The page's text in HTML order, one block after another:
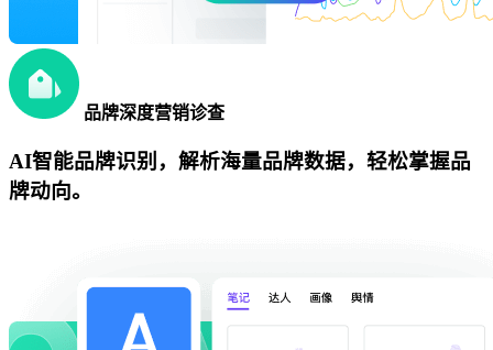
品牌深度营销诊查
AI智能品牌识别，解析海量品牌数据，轻松掌握品
牌动向。